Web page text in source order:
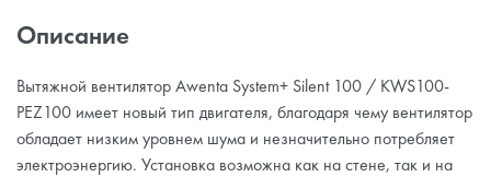
Описание
Вытяжной вентилятор Awenta System+ Silent 100 / KWS100-
PEZ100 имеет новый тип двигателя, благодаря чему вентилятор
обладает низким уровнем шума и незначительно потребляет
электроэнергию. Установка возможна как на стене, так и на